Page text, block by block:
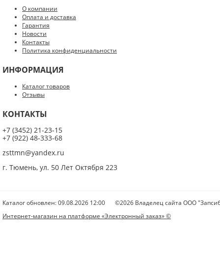
Введите код с картинки:
Я даю согласие на обработку моих персональных данных
Нажатием на кнопку «Опубликовать» я даю свое согласие на обработку
О компании
Оплата и доставка
Гарантия
Новости
Контакты
Политика конфиденциальности
ИНФОРМАЦИЯ
Каталог товаров
Отзывы
КОНТАКТЫ
+7 (3452) 21-23-15
+7 (922) 48-333-68
zsttmn@yandex.ru
г. Тюмень, ул. 50 Лет Октября 223
Каталог обновлен: 09.08.2026 12:00
©2026 Владелец сайта ООО
Интернет-магазин на платформе «Электронный заказ» ©